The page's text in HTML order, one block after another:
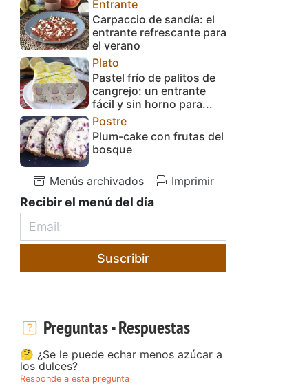
Entrante
Carpaccio de sandía: el
entrante refrescante para
el verano
Plato
Pastel frío de palitos de
cangrejo: un entrante
fácil y sin horno para...
Postre
Plum-cake con frutas del
bosque
Menús archivados Imprimir
Recibir el menú del día
Suscribir
Preguntas - Respuestas
🤔 ¿Se le puede echar menos azúcar a
los dulces?
Responde a esta pregunta